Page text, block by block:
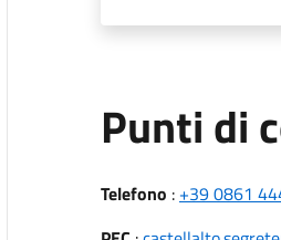
Punti di
Telefono : +39 0861